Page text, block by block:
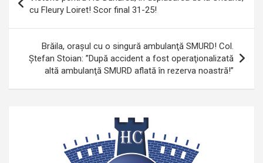
în
articole
cu Fleury Loiret! Scor final 31-25!
Brăila, oraşul cu o singură ambulanţă SMURD! Col.
Ştefan Stoian: ”După accident a fost operaţionalizată
altă ambulanţă SMURD aflată în rezerva noastră!”